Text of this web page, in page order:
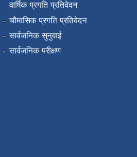
वार्षिक प्रगति प्रतिवेदन
चौमासिक प्रगति प्रतिवेदन
सार्वजनिक सुनुवाई
सार्वजनिक परीक्षण